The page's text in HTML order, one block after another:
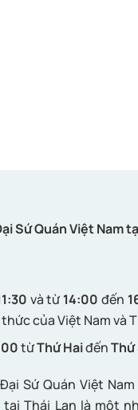
Sứ Quán Việt Nam
và từ 14:00đến
của Việt Nam và
từThứ HaiđếnThứ
Sứ Quán Việt
Thái Lan là một